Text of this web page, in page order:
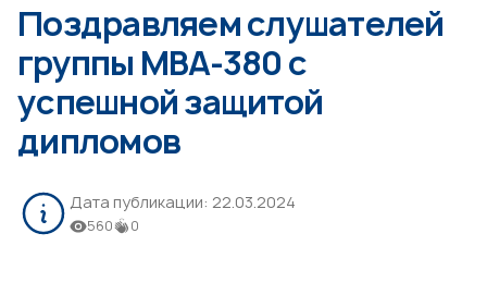
Поздравляем слушателей
группы МВА-380 с
успешной защитой
дипломов
Дата публикации: 22.03.2024
560 0